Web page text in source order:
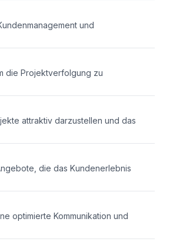
und
die Projektverfolgung zu
attraktiv darzustellen und das
die das Kundenerlebnis
optimierte Kommunikation und